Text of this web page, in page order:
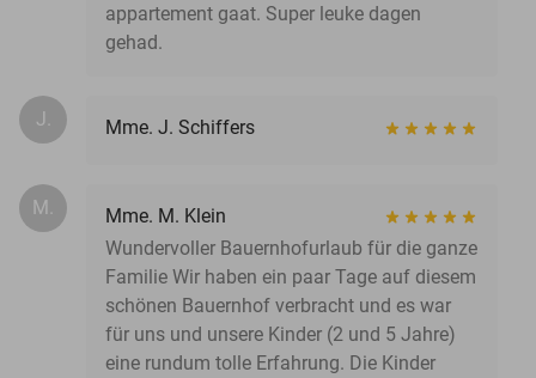
appartement gaat. Super leuke dagen
gehad.
J. Mme. J. Schiffers
M.
Mme. M. Klein
Wundervoller Bauernhofurlaub für die ganze
Familie Wir haben ein paar Tage auf diesem
schönen Bauernhof verbracht und es war
für uns und unsere Kinder (2 und 5 Jahre)
eine rundum tolle Erfahrung. Die Kinder